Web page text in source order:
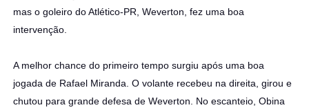
mas o goleiro do Atlético-PR, Weverton, fez uma boa
intervenção.
A melhor chance do primeiro tempo surgiu após uma boa
jogada de Rafael Miranda. O volante recebeu na direita, girou e
chutou para grande defesa de Weverton. No escanteio, Obina